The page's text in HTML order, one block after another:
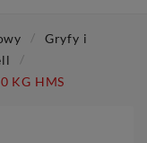
Gryfy i
KG HMS